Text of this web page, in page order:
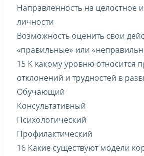
Направленность на целостное
личности
Возможность оценить свои
«правильные» или
15 К какому уровню относится
отклонений и трудностей в
Обучающий
Консультативный
Психологический
Профилактический
16 Какие существуют модели